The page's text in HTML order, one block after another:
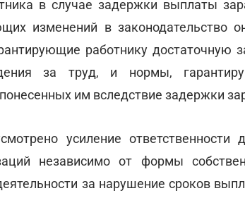
в случае задержки выплаты
изменений в законодательство
работнику достаточную
за труд, и нормы,
им вследствие задержки
усиление
независимо от формы
за нарушение сроков